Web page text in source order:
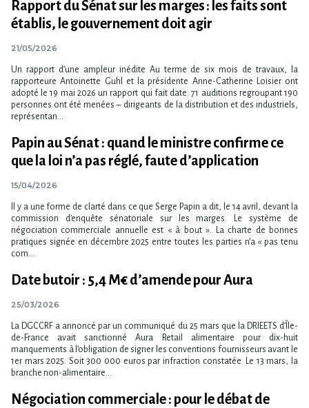
Rapport du Sénat sur les marges : les faits sont
établis, le gouvernement doit agir
21/05/2026
Un rapport d’une ampleur inédite Au terme de six mois de travaux, la
rapporteure Antoinette Guhl et la présidente Anne-Catherine Loisier ont
adopté le 19 mai 2026 un rapport qui fait date. 71 auditions regroupant 190
personnes ont été menées – dirigeants de la distribution et des industriels,
représentan...
Papin au Sénat : quand le ministre confirme ce
que la loi n​‌’a pas réglé, faute d’application
15/04/2026
Il y a une forme de clarté dans ce que Serge Papin a dit, le 14 avril, devant la
commission d​‌’enquête sénatoriale sur les marges. Le système de
négociation commerciale annuelle est « à bout ». La charte de bonnes
pratiques signée en décembre 2025 entre toutes les parties n​‌’a « pas tenu
com...
Date butoir : 5,4 M€ d’amende pour Aura
25/03/2026
La DGCCRF a annoncé par un communiqué du 25 mars que la DRIEETS d’Île-
de-France avait sanctionné Aura Retail alimentaire pour dix-huit
manquements à l’obligation de signer les conventions fournisseurs avant le
1er mars 2025. Soit 300 000 euros par infraction constatée. Le 13 mars, la
branche non-alimentaire...
Négociation commerciale : pour le débat de